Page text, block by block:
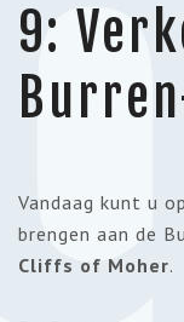
9:
Vandaag kunt u
brengen aan de
Cliffs of Moher.